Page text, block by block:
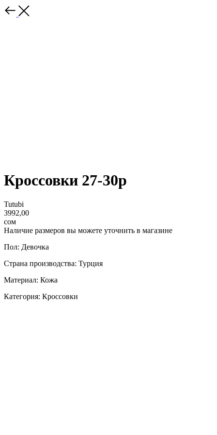
Кроссовки 27-30р
Tutubi
3992,00
сом
Наличие размеров вы можете уточнить в магазине
Пол: Девочка
Страна производства: Турция
Материал: Кожа
Категория: Кроссовки